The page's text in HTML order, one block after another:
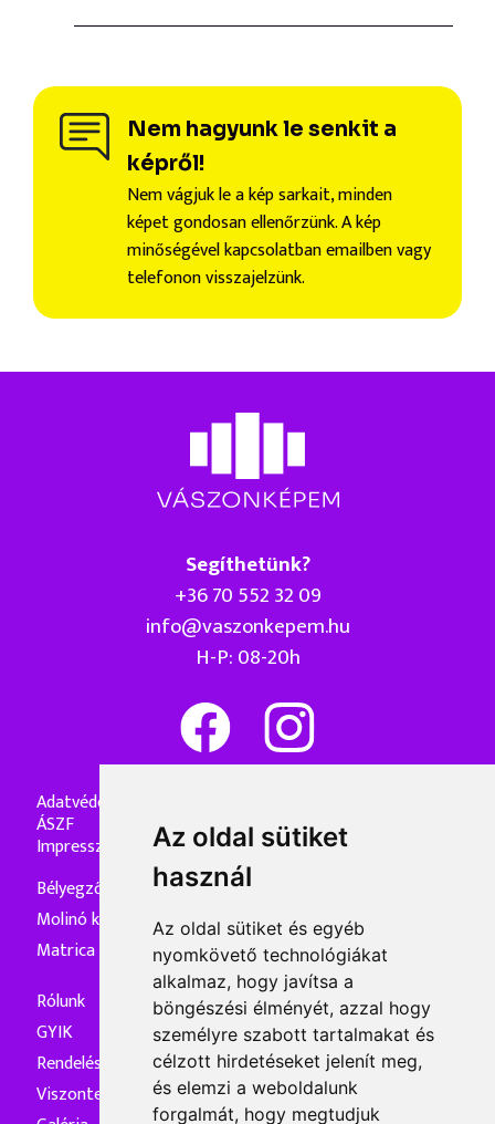
Az oldal sütiket
használ
Az oldal sütiket és egyéb
nyomkövető technológiákat
alkalmaz, hogy javítsa a
böngészési élményét, azzal hogy
személyre szabott tartalmakat és
célzott hirdetéseket jelenít meg,
és elemzi a weboldalunk
forgalmát, hogy megtudjuk
Nem hagyunk le senkit a
képről!
Nem vágjuk le a kép sarkait, minden
képet gondosan ellenőrzünk. A kép
minőségével kapcsolatban emailben vagy
telefonon visszajelzünk.
Segíthetünk?
+36 70 552 32 09
info@vaszonkepem.hu
H-P: 08-20h
Rólunk
GYIK
Rendelés és kiszállítás
Viszonteladóknak
Bélyegzőkészítés
Molinó készítés
Matrica készítés
Adatvédelmi nyilatkozat
ÁSZF
Impresszum